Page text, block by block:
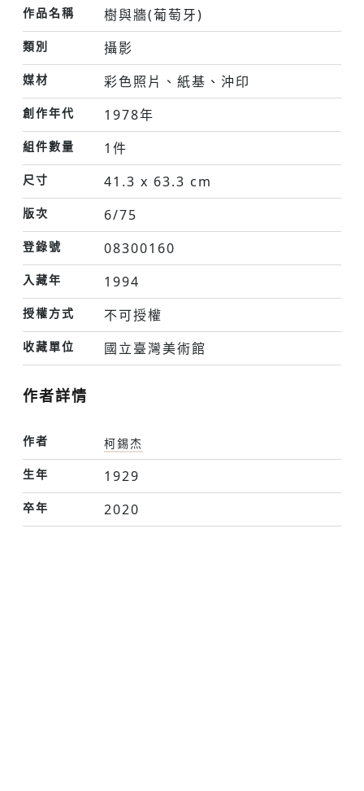
作品名稱 樹與牆(葡萄牙)
類別 攝影
媒材 彩色照片、紙基、沖印
創作年代 1978年
組件數量 1件
尺寸 41.3 x 63.3 cm
版次 6/75
登錄號 08300160
入藏年 1994
授權方式 不可授權
收藏單位 國立臺灣美術館
作者詳情
作者
柯錫杰
生年
1929
卒年 2020